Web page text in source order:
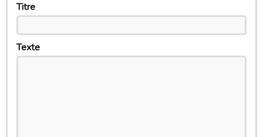
Titre
Texte